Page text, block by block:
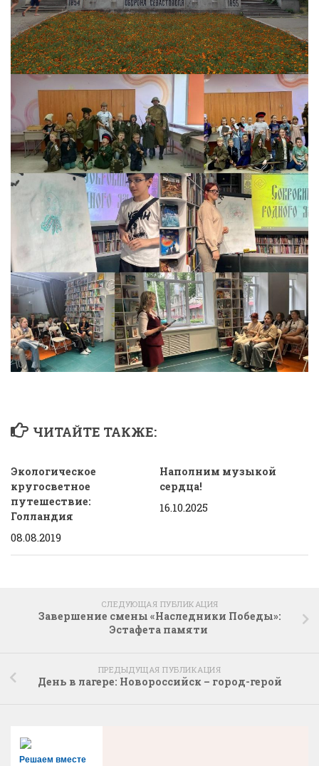
ЧИТАЙТЕ ТАКЖЕ:
Экологическое
кругосветное
путешествие:
Голландия
08.08.2019
Наполним музыкой
сердца!
16.10.2025
СЛЕДУЮЩАЯ ПУБЛИКАЦИЯ
Завершение смены «Наследники Победы»:
Эстафета памяти
ПРЕДЫДУЩАЯ ПУБЛИКАЦИЯ
День в лагере: Новороссийск – город-герой
Решаем вместе